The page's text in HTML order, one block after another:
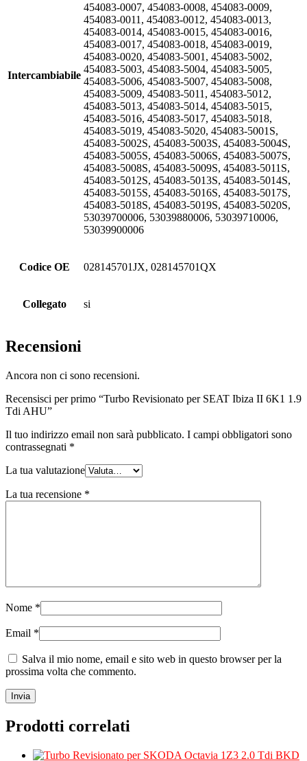
Intercambiabile
454083-0007, 454083-0008, 454083-0009,
454083-0011, 454083-0012, 454083-0013,
454083-0014, 454083-0015, 454083-0016,
454083-0017, 454083-0018, 454083-0019,
454083-0020, 454083-5001, 454083-5002,
454083-5003, 454083-5004, 454083-5005,
454083-5006, 454083-5007, 454083-5008,
454083-5009, 454083-5011, 454083-5012,
454083-5013, 454083-5014, 454083-5015,
454083-5016, 454083-5017, 454083-5018,
454083-5019, 454083-5020, 454083-5001S,
454083-5002S, 454083-5003S, 454083-5004S,
454083-5005S, 454083-5006S, 454083-5007S,
454083-5008S, 454083-5009S, 454083-5011S,
454083-5012S, 454083-5013S, 454083-5014S,
454083-5015S, 454083-5016S, 454083-5017S,
454083-5018S, 454083-5019S, 454083-5020S,
53039700006, 53039880006, 53039710006,
53039900006
Codice OE 028145701JX, 028145701QX
Collegato si
Recensioni
Ancora non ci sono recensioni.
Recensisci per primo “Turbo Revisionato per SEAT Ibiza II 6K1 1.9
Tdi AHU”
Il tuo indirizzo email non sarà pubblicato. I campi obbligatori sono
contrassegnati *
La tua valutazione
La tua recensione *
Nome *
Email *
Salva il mio nome, email e sito web in questo browser per la
prossima volta che commento.
Prodotti correlati